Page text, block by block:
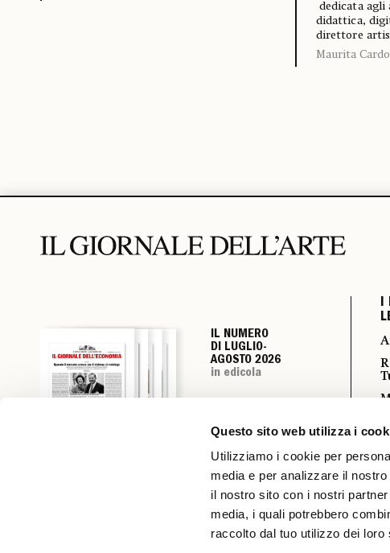
Questo sito web utilizza i
Utilizziamo i cookie per
media e per analizzare il
il nostro sito con i nostri
media, i quali potrebbero
raccolto dal tuo utilizzo dei loro
dedicata
didattica,
direttore
Maurita
IL NUMERO
DI LUGLIO-
AGOSTO 2026
in edicola
IL NUMERO
DI LUGLIO-
AGOSTO 2026
in edicola
IL NUMERO
DI LUGLIO-
AGOSTO 2026
in edicola
IL NUMERO
DI LUGLIO-
AGOSTO 2026
in edicola
I